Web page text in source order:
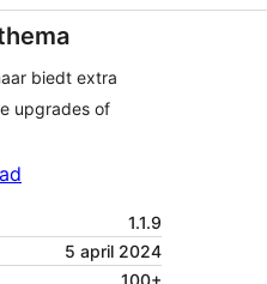
biedt extra
upgrades of
1.1.9
5 april 2024